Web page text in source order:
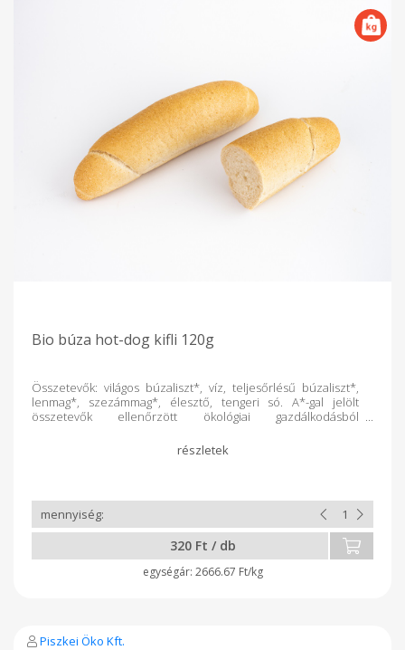
Bio búza hot-dog kifli 120g
Összetevők: világos búzaliszt*, víz, teljesőrlésű búzaliszt*,
lenmag*, szezámmag*, élesztő, tengeri só. A*-gal jelölt
összetevők ellenőrzött ökológiai gazdálkodásból
összetevő mentes) GMO mentes adalék-, tartósítószer-
mentes nettó tömeg 210g ajánlott tárolás:
0,7g Szénhidrát 47g Ebből cukrok 1,3g Rost 7g Fehérje 13g Só
1,3g Fogyaszd olyan szeretettel, ahogyan mi készítettük!
320 Ft / db
2666.67 Ft/kg
Piszkei Öko Kft.